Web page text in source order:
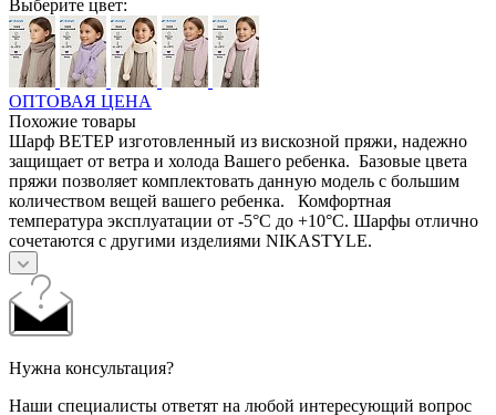
Выберите цвет:
ОПТОВАЯ ЦЕНА
Похожие товары
Шарф ВЕТЕР изготовленный из вискозной пряжи, надежно
защищает от ветра и холода Вашего ребенка. Базовые цвета
пряжи позволяет комплектовать данную модель с большим
количеством вещей вашего ребенка. Комфортная
температура эксплуатации от -5°С до +10°С. Шарфы отлично
сочетаются с другими изделиями NIKASTYLE.
Нужна консультация?
Наши специалисты ответят на любой интересующий вопрос